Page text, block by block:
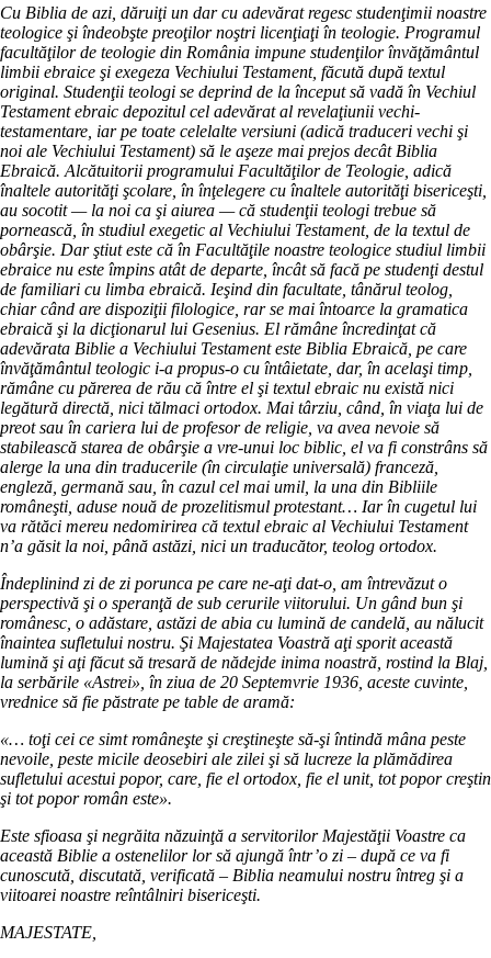
Cu Biblia de azi, dăruiţi un dar cu adevărat regesc studenţimii noastre
teologice şi îndeobşte preoţilor noştri licenţiaţi în teologie. Programul
facultăţilor de teologie din România impune studenţilor învăţământul
limbii ebraice şi exegeza Vechiului Testament, făcută după textul
original. Studenţii teologi se deprind de la început să vadă în Vechiul
Testament ebraic depozitul cel adevărat al revelaţiunii vechi-
testamentare, iar pe toate celelalte versiuni (adică traduceri vechi şi
noi ale Vechiului Testament) să le aşeze mai prejos decât Biblia
Ebraică. Alcătuitorii programului Facultăţilor de Teologie, adică
înaltele autorităţi şcolare, în înţelegere cu înaltele autorităţi bisericeşti,
au socotit — la noi ca şi aiurea — că studenţii teologi trebue să
pornească, în studiul exegetic al Vechiului Testament, de la textul de
obârşie. Dar ştiut este că în Facultăţile noastre teologice studiul limbii
ebraice nu este împins atât de departe, încât să facă pe studenţi destul
de familiari cu limba ebraică. Ieşind din facultate, tânărul teolog,
chiar când are dispoziţii filologice, rar se mai întoarce la gramatica
ebraică şi la dicţionarul lui Gesenius. El rămâne încredinţat că
adevărata Biblie a Vechiului Testament este Biblia Ebraică, pe care
învăţământul teologic i-a propus-o cu întâietate, dar, în acelaşi timp,
rămâne cu părerea de rău că între el şi textul ebraic nu există nici
legătură directă, nici tălmaci ortodox. Mai târziu, când, în viaţa lui de
preot sau în cariera lui de profesor de religie, va avea nevoie să
stabilească starea de obârşie a vre-unui loc biblic, el va fi constrâns să
alerge la una din traducerile (în circulaţie universală) franceză,
engleză, germană sau, în cazul cel mai umil, la una din Bibliile
româneşti, aduse nouă de prozelitismul protestant… Iar în cugetul lui
va rătăci mereu nedomirirea că textul ebraic al Vechiului Testament
n’a găsit la noi, până astăzi, nici un traducător, teolog ortodox.
Îndeplinind zi de zi porunca pe care ne-aţi dat-o, am întrevăzut o
perspectivă şi o speranţă de sub cerurile viitorului. Un gând bun şi
românesc, o adăstare, astăzi de abia cu lumină de candelă, au nălucit
înaintea sufletului nostru. Şi Majestatea Voastră aţi sporit această
lumină şi aţi făcut să tresară de nădejde inima noastră, rostind la Blaj,
la serbările «Astrei», în ziua de 20 Septemvrie 1936, aceste cuvinte,
vrednice să fie păstrate pe table de aramă:
«… toţi cei ce simt româneşte şi creştineşte să-şi întindă mâna peste
nevoile, peste micile deosebiri ale zilei şi să lucreze la plămădirea
sufletului acestui popor, care, fie el ortodox, fie el unit, tot popor creştin
şi tot popor român este».
Este sfioasa şi negrăita năzuinţă a servitorilor Majestăţii Voastre ca
această Biblie a ostenelilor lor să ajungă într’o zi – după ce va fi
cunoscută, discutată, verificată – Biblia neamului nostru întreg şi a
viitoarei noastre reîntâlniri bisericeşti.
MAJESTATE,